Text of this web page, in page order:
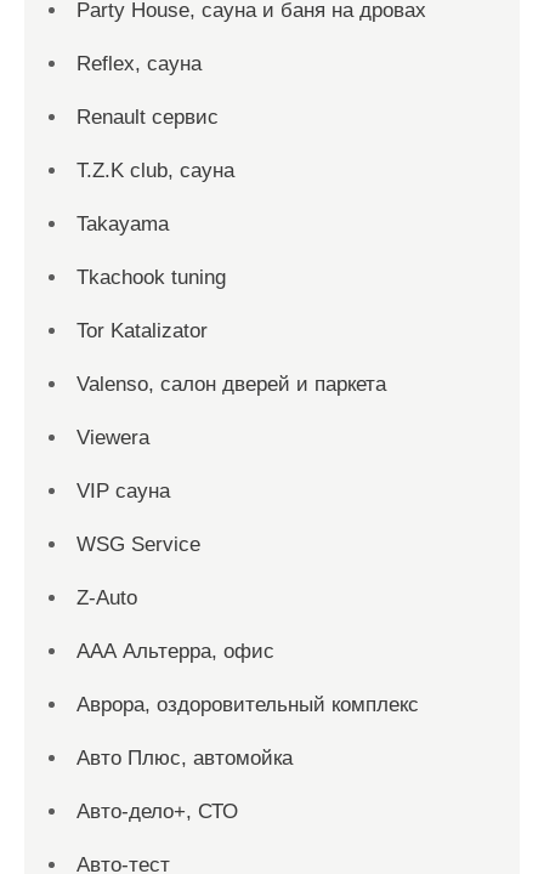
Party House, сауна и баня на дровах
Reflex, сауна
Renault сервис
T.Z.K club, сауна
Takayama
Tkachook tuning
Tor Katalizator
Valenso, салон дверей и паркета
Viewera
VIP сауна
WSG Service
Z-Auto
ААА Альтерра, офис
Аврора, оздоровительный комплекс
Авто Плюс, автомойка
Авто-дело+, СТО
Авто-тест